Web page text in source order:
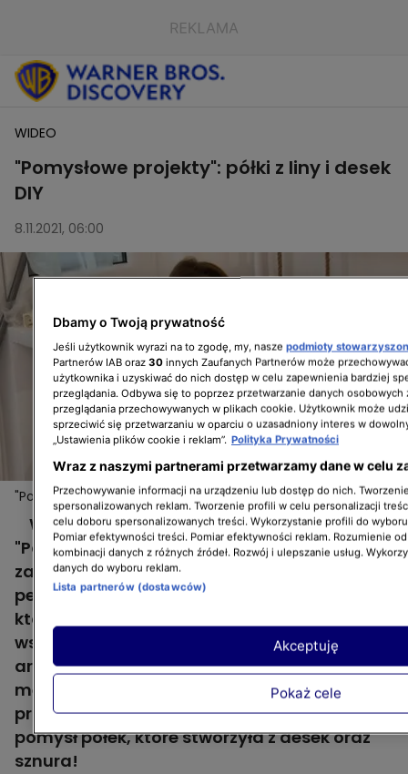
WIDEO
"Pomysłowe projekty": półki z liny i desek
DIY
8.11.2021, 06:00
"Pomysłowe projekty": półki z liny i desek DIY
W 6. odcinku 3. sezonu programu
"Pomysłowe projekty" Iwona Durka miała za
zadanie zaprojektować pomieszczenie, które
pełni funkcję zarówno sypialni jak i salonu, w
którym mama z synem chętnie spędzają
wspólnie czas. Na niewielkiej przestrzeni
architektka wnętrz musiała zmieścić sporo
mebli, ale też stworzyć miejsce do
przechowywania. Dlatego wpadła na
pomysł półek, które stworzyła z desek oraz
sznura!
Dbamy o Twoją prywatność
Jeśli użytkownik wyrazi na to zgodę, my, nasze podmioty
Partnerów IAB oraz 30 innych Zaufanych Partnerów może
użytkownika i uzyskiwać do nich dostęp w celu zapewnienia bardziej
przeglądania. Odbywa się to poprzez przetwarzanie danych osobowych
przeglądania przechowywanych w plikach cookie. Użytkownik może
sprzeciwić się przetwarzaniu w oparciu o uzasadniony interes w
„Ustawienia plików cookie i reklam”. Polityka Prywatności
Wraz z naszymi partnerami przetwarzamy dane w celu
Przechowywanie informacji na urządzeniu lub dostęp do nich.
spersonalizowanych reklam. Tworzenie profili w celu personalizacji
celu doboru spersonalizowanych treści. Wykorzystanie profili do
Pomiar efektywności treści. Pomiar efektywności reklam. Rozumienie
kombinacji danych z różnych źródeł. Rozwój i ulepszanie usług.
danych do wyboru reklam.
Lista partnerów (dostawców)
Pokaż cele
Akceptuję